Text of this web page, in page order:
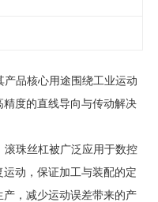
品核心用途围绕工业运动
度的直线导向与传动解决
珠丝杠被广泛应用于数控
动，保证加工与装配的定
，减少运动误差带来的产